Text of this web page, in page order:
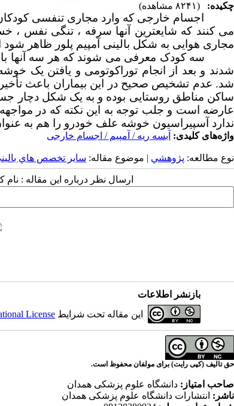
چکیده:
(۸۲۴۱ مشاهده)
اجسام خارجی که وارد مجاری تنفسی
می کنند که شایعترین آنها سرفه ، تنگی
مجاری هوایی به شکل بالینی آمپیم پلور ظاهر
سه کودک معرفی می شوند که هر سه آنها با
شدند و بعد از انجام توراکوتومی و یافتن یک
شد. عدم تشخیص صحیح در این بیماران باعث تأخیر
ساکن مناطق روستایی بوده و به یک شکل دچار
عارضه است و جلب توجه به این نکته که در
ندارد آسپیراسیون خوشه علف خودرو را هم به
واژه‌های کلیدی: آبسه ریه / آمپیم / اجسام خارجی
نوع مطالعه: پژوهشي | موضوع مقاله: سایر تخصص هاي
ارسال نظر درباره این مقاله :
بازنشر اطلاعات
این مقاله تحت شرایط License
حق تالیف (کپی رایت) برای مولفان محفوظ است.
صاحب امتیاز: دانشگاه علوم پزشکی همدان
ناشر: انتشارات دانشگاه علوم پزشکی همدان